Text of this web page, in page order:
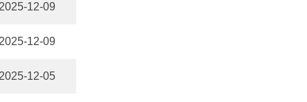
2025-12-09
2025-12-09
2025-12-05